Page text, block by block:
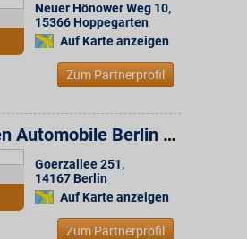
Neuer Hönower Weg 10,
15366 Hoppegarten
Auf Karte anzeigen
Zum Partnerprofil
Volkswagen Automobile Berlin GmbH
Goerzallee 251,
14167 Berlin
Auf Karte anzeigen
Zum Partnerprofil